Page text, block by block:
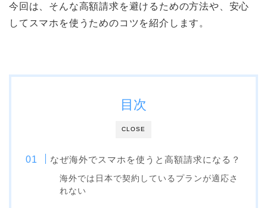
今回は、そんな高額請求を避けるための方法や、安心
してスマホを使うためのコツを紹介します。
CLOSE
目次
なぜ海外でスマホを使うと高額請求になる？
海外では日本で契約しているプランが適応さ
れない